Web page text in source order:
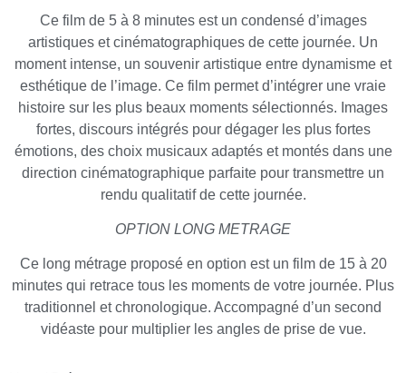
Ce film de 5 à 8 minutes est un condensé d’images
artistiques et cinématographiques de cette journée. Un
moment intense, un souvenir artistique entre dynamisme et
esthétique de l’image. Ce film permet d’intégrer une vraie
histoire sur les plus beaux moments sélectionnés. Images
fortes, discours intégrés pour dégager les plus fortes
émotions, des choix musicaux adaptés et montés dans une
direction cinématographique parfaite pour transmettre un
rendu qualitatif de cette journée.
OPTION LONG METRAGE
Ce long métrage proposé en option est un film de 15 à 20
minutes qui retrace tous les moments de votre journée. Plus
traditionnel et chronologique. Accompagné d’un second
vidéaste pour multiplier les angles de prise de vue.